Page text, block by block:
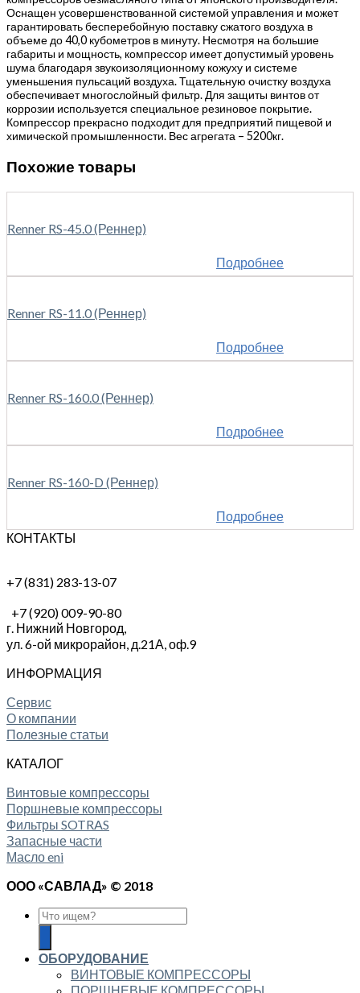
Оснащен усовершенствованной системой управления и может
гарантировать бесперебойную поставку сжатого воздуха в
объеме до 40,0 кубометров в минуту. Несмотря на большие
габариты и мощность, компрессор имеет допустимый уровень
шума благодаря звукоизоляционному кожуху и системе
уменьшения пульсаций воздуха. Тщательную очистку воздуха
обеспечивает многослойный фильтр. Для защиты винтов от
коррозии используется специальное резиновое покрытие.
Компрессор прекрасно подходит для предприятий пищевой и
химической промышленности. Вес агрегата – 5200кг.
Похожие товары
Renner RS-45.0 (Реннер)
Подробнее
Renner RS-11.0 (Реннер)
Подробнее
Renner RS-160.0 (Реннер)
Подробнее
Renner RS-160-D (Реннер)
Подробнее
КОНТАКТЫ
+7 (831) 283-13-07
+7 (920) 009-90-80
г. Нижний Новгород,
ул. 6-ой микрорайон, д.21А, оф.9
ИНФОРМАЦИЯ
Сервис
О компании
Полезные статьи
КАТАЛОГ
Винтовые компрессоры
Поршневые компрессоры
Фильтры SOTRAS
Запасные части
Масло eni
ООО «САВЛАД» © 2018
ОБОРУДОВАНИЕ
ВИНТОВЫЕ КОМПРЕССОРЫ
ПОРШНЕВЫЕ КОМПРЕССОРЫ